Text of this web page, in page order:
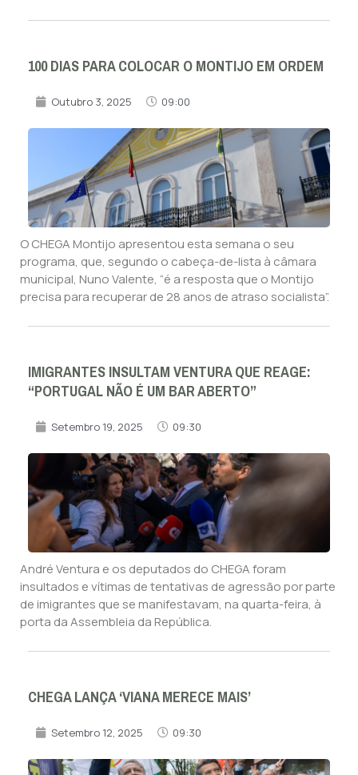
100 DIAS PARA COLOCAR O MONTIJO EM ORDEM
Outubro 3, 2025 09:00
O CHEGA Montijo apresentou esta semana o seu
programa, que, segundo o cabeça-de-lista à câmara
municipal, Nuno Valente, “é a resposta que o Montijo
precisa para recuperar de 28 anos de atraso socialista”.
IMIGRANTES INSULTAM VENTURA QUE REAGE:
“PORTUGAL NÃO É UM BAR ABERTO”
Setembro 19, 2025 09:30
André Ventura e os deputados do CHEGA foram
insultados e vítimas de tentativas de agressão por parte
de imigrantes que se manifestavam, na quarta-feira, à
porta da Assembleia da República.
CHEGA LANÇA ‘VIANA MERECE MAIS’
Setembro 12, 2025 09:30